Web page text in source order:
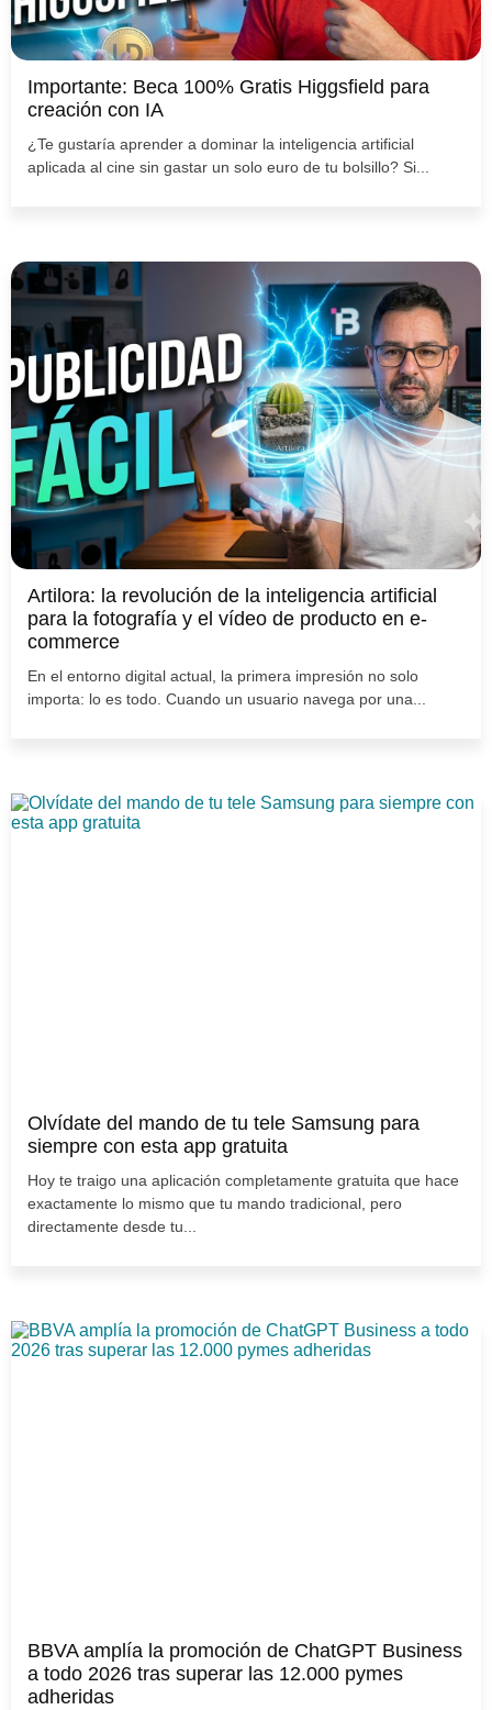
Importante: Beca 100% Gratis Higgsfield para
creación con IA
¿Te gustaría aprender a dominar la inteligencia artificial
aplicada al cine sin gastar un solo euro de tu bolsillo? Si...
Artilora: la revolución de la inteligencia artificial
para la fotografía y el vídeo de producto en e-
commerce
En el entorno digital actual, la primera impresión no solo
importa: lo es todo. Cuando un usuario navega por una...
Olvídate del mando de tu tele Samsung para
siempre con esta app gratuita
Hoy te traigo una aplicación completamente gratuita que hace
exactamente lo mismo que tu mando tradicional, pero
directamente desde tu...
BBVA amplía la promoción de ChatGPT Business
a todo 2026 tras superar las 12.000 pymes
adheridas